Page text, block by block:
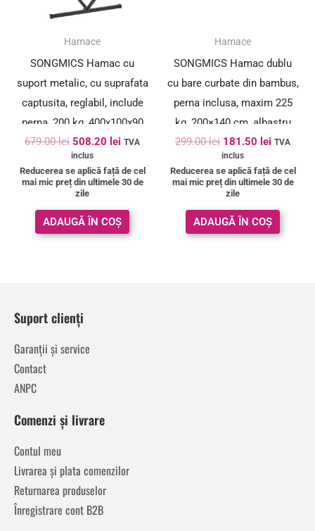
SUPER PREȚ!Hamace
SONGMICS Hamac cu
suport metalic, cu suprafata
captusita, reglabil, include
perna, 200 kg, 400x100x90
cm, gri
679.00lei 508.20 lei TVA
inclus
Reducerea se aplică față de cel
mai mic preț din ultimele 30 de
zile
ADAUGĂ ÎN COȘ
SUPER PREȚ!Hamace
SONGMICS Hamac dublu
cu bare curbate din bambus,
perna inclusa, maxim 225
kg, 200×140 cm, albastru
299.00lei 181.50 lei TVA
inclus
Reducerea se aplică față de cel
mai mic preț din ultimele 30 de
zile
ADAUGĂ ÎN COȘ
Suport clienți
Garanții și service
Contact
ANPC
Comenzi și livrare
Contul meu
Livrarea și plata comenzilor
Returnarea produselor
Înregistrare cont B2B